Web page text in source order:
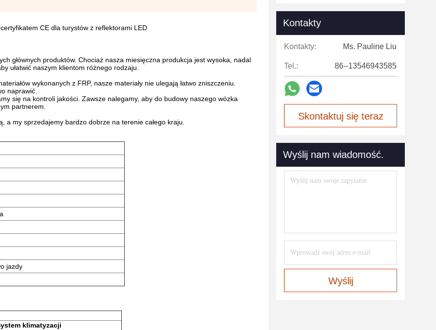
CE dla turystów z reflektorami LED
głównych produktów. Chociaż nasza miesięczna produkcja jest wysoka, nadal
ułatwić naszym klientom różnego rodzaju.
wykonanych z FRP, nasze materiały nie ulegają łatwo zniszczeniu.
naprawić.
się na kontroli jakości. Zawsze nalegamy, aby do budowy naszego wózka
partnerem.
a my sprzedajemy bardzo dobrze na terenie całego kraju.
jazdy
klimatyzacji
Kontakty
Kontakty: Ms. Pauline Liu
Tel.: 86--13546943585
Skontaktuj się teraz
Wyślij nam wiadomość.
Wyślij